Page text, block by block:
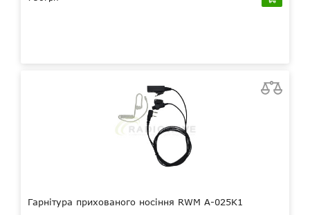
Гарнітура прихованого носіння RWM A-025K1